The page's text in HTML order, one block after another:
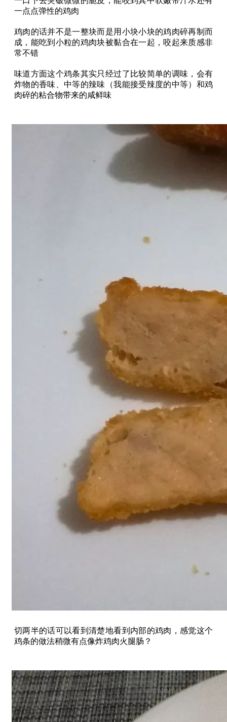
一点点弹性的鸡肉
鸡肉的话并不是一整块而是用小块小块的鸡肉碎再制而
成，能吃到小粒的鸡肉块被黏合在一起，咬起来质感非
常不错
味道方面这个鸡条其实只经过了比较简单的调味，会有
炸物的香味、中等的辣味（我能接受辣度的中等）和鸡
肉碎的粘合物带来的咸鲜味
切两半的话可以看到清楚地看到内部的鸡肉，感觉这个
鸡条的做法稍微有点像炸鸡肉火腿肠？